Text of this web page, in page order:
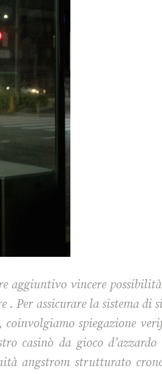
aggiuntivo vincere
. Per assicurare la sistema
spiegazione
casinò da gioco
angstrom strutturato